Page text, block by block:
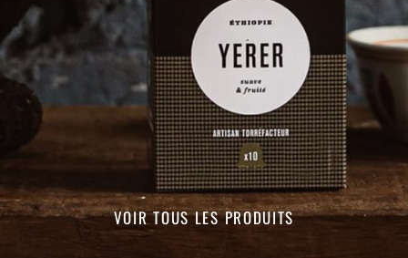
VOIR TOUS LES PRODUITS